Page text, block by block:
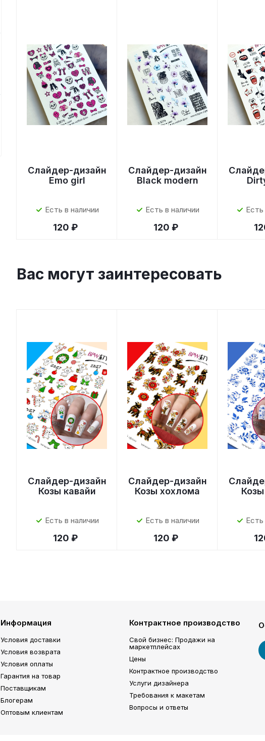
Слайдер-дизайн
Emo girl
Есть в наличии
120 ₽
Слайдер-дизайн
Black modern
Есть в наличии
120 ₽
Есть
Вас могут заинтересовать
Слайдер-дизайн
Козы кавайи
Есть в наличии
120 ₽
Слайдер-дизайн
Козы хохлома
Есть в наличии
120 ₽
Есть
Информация
Условия доставки
Условия возврата
Условия оплаты
Гарантия на товар
Поставщикам
Блогерам
Оптовым клиентам
Контрактное производство
Свой бизнес: Продажи на
маркетплейсах
Цены
Контрактное производство
Услуги дизайнера
Требования к макетам
Вопросы и ответы